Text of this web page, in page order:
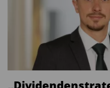
Mehrwert generieren
zwei Wirkungsweisen.
das Berücksichtigen
also von
Unternehmensanalyse,
Risikomanagement